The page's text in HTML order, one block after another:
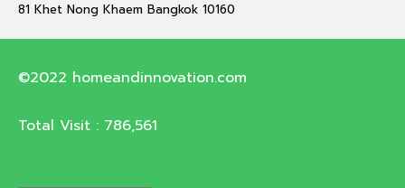
81 Khet Nong Khaem Bangkok 10160
©2022 homeandinnovation.com
Total Visit : 786,561